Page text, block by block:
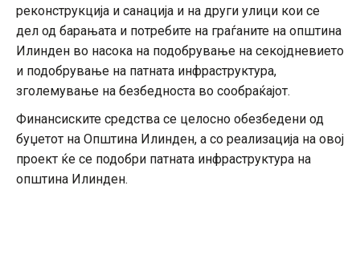
реконструкција и санација и на други улици кои се
дел од барањата и потребите на граѓаните на општина
Илинден во насока на подобрување на секојдневието
и подобрување на патната инфраструктура,
зголемување на безбедноста во сообраќајот.
Финансиските средства се целосно обезбедени од
буџетот на Општина Илинден, а со реализација на овој
проект ќе се подобри патната инфраструктура на
општина Илинден.